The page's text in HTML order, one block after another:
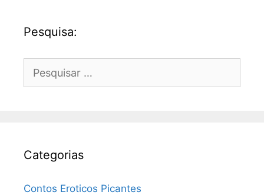
Pesquisa:
por:
Categorias
Contos Eroticos Picantes